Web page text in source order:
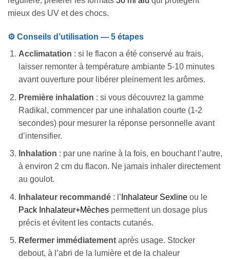
mieux des UV et des chocs.
⚙️ Conseils d’utilisation — 5 étapes
Acclimatation : si le flacon a été conservé au frais,
laisser remonter à température ambiante 5-10 minutes
avant ouverture pour libérer pleinement les arômes.
Première inhalation : si vous découvrez la gamme
Radikal, commencer par une inhalation courte (1-2
secondes) pour mesurer la réponse personnelle avant
d’intensifier.
Inhalation : par une narine à la fois, en bouchant l’autre,
à environ 2 cm du flacon. Ne jamais inhaler directement
au goulot.
Inhalateur recommandé: l’ Inhalateur Sexlineou le
Pack Inhalateur+Mèchespermettent un dosage plus
précis et évitent les contacts cutanés.
Refermer immédiatementaprès usage. Stocker
debout, à l’abri de la lumière et de la chaleur